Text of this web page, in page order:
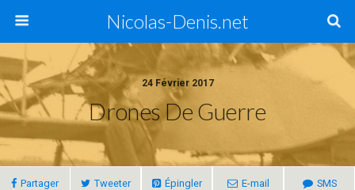
Nicolas-Denis.net
24 Février 2017
Drones De Guerre
Partager Tweeter Épingler E-mail SMS